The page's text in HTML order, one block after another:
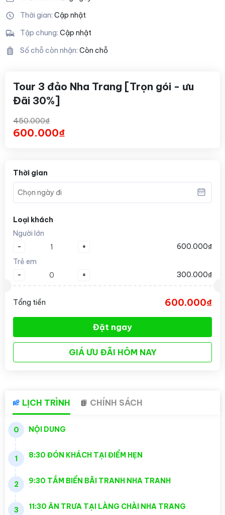
Thời gian: Cập nhật
Tập chung: Cập nhật
Số chỗ còn nhận: Còn chỗ
Tour 3 đảo Nha Trang [Trọn gói - ưu
Đãi 30%]
450.000₫
600.000₫
Thời gian
Loại khách
Người lớn
-
+
600.000₫
Trẻ em
-
+ 300.000₫
Tổng tiền 600.000₫
Đặt ngay
GIÁ ƯU ĐÃI HÔM NAY
LỊCH TRÌNH CHÍNH SÁCH
0 NỘI DUNG
1 8:30 ĐÓN KHÁCH TẠI ĐIỂM HẸN
2 9:30 TẮM BIỂN BÃI TRANH NHA TRANH
3 11:30 ĂN TRƯA TẠI LÀNG CHÀI NHA TRANG